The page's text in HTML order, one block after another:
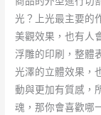
光？上光最主要的
美觀效果，也有人
浮雕的印刷，整體
光澤的立體效果，
動與更加有質感，
魂，那你會喜歡哪